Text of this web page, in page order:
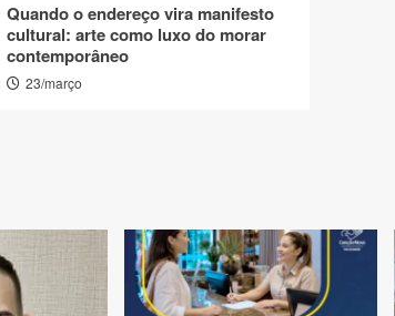
Quando o endereço vira manifesto
cultural: arte como luxo do morar
contemporâneo
23/março